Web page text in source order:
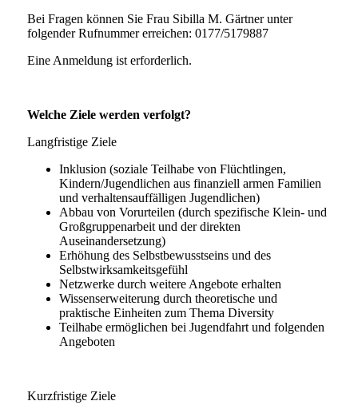
Bei Fragen können Sie Frau Sibilla M. Gärtner unter
folgender Rufnummer erreichen: 0177/5179887
Eine Anmeldung ist erforderlich.
Welche Ziele werden verfolgt?
Langfristige Ziele
Inklusion (soziale Teilhabe von Flüchtlingen,
Kindern/Jugendlichen aus finanziell armen Familien
und verhaltensauffälligen Jugendlichen)
Abbau von Vorurteilen (durch spezifische Klein- und
Großgruppenarbeit und der direkten
Auseinandersetzung)
Erhöhung des Selbstbewusstseins und des
Selbstwirksamkeitsgefühl
Netzwerke durch weitere Angebote erhalten
Wissenserweiterung durch theoretische und
praktische Einheiten zum Thema Diversity
Teilhabe ermöglichen bei Jugendfahrt und folgenden
Angeboten
Kurzfristige Ziele